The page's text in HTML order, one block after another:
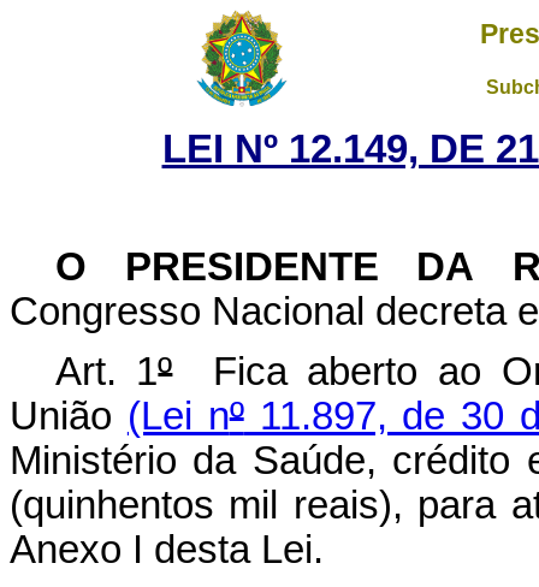
LEI Nº 12.149, DE
O PRESIDENTE DA
Congresso Nacional decreta
Art. 1ºFica aberto ao
União (Lei nº11.897, de 30
Ministério da Saúde, crédito
(quinhentos mil reais), para
Anexo I desta Lei.